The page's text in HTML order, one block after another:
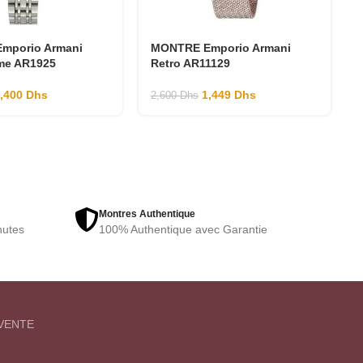
Armani
AR1925
Dhs
MONTRE Emporio Armani
Retro AR11129
2,600Dhs 1,449 Dhs
Montres Authentique
100% Authentique avec Garantie